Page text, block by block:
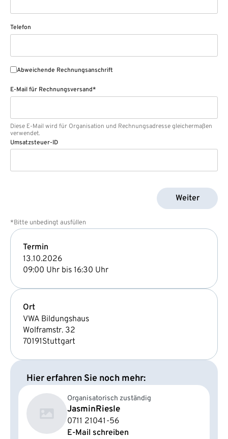
Telefon
Abweichende Rechnungsanschrift
E-Mail für Rechnungsversand*
Diese E-Mail wird für Organisation und Rechnungsadresse gleichermaßen
verwendet.
Umsatzsteuer-ID
Weiter
*Bitte unbedingt ausfüllen
Termin
13.10.2026
09:00 Uhr bis 16:30 Uhr
Ort
VWA Bildungshaus
Wolframstr. 32
70191Stuttgart
Hier erfahren Sie noch mehr:
Organisatorisch zuständig
JasminRiesle
0711 21041-56
E-Mail schreiben